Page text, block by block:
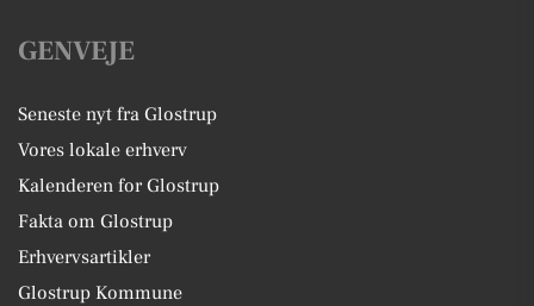
GENVEJE
Seneste nyt fra Glostrup
Vores lokale erhverv
Kalenderen for Glostrup
Fakta om Glostrup
Erhvervsartikler
Glostrup Kommune